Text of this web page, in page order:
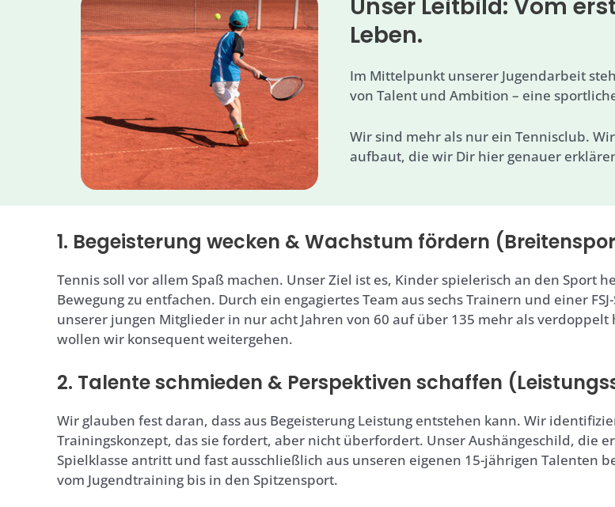
Unser Leitbild: Vom
Leben.
Im Mittelpunkt unserer Jugendarbeit
von Talent und Ambition – eine
Wir sind mehr als nur ein Tennisclub.
aufbaut, die wir Dir hier genauer
1. Begeisterung wecken & Wachstum fördern
Tennis soll vor allem Spaß machen. Unser Ziel ist es, Kinder spielerisch an den
Bewegung zu entfachen. Durch ein engagiertes Team aus sechs Trainern und einer
unserer jungen Mitglieder in nur acht Jahren von 60 auf über 135 mehr als
wollen wir konsequent weitergehen.
2. Talente schmieden & Perspektiven schaffen
Wir glauben fest daran, dass aus Begeisterung Leistung entstehen kann. Wir
Trainingskonzept, das sie fordert, aber nicht überfordert. Unser Aushängeschild, die
Spielklasse antritt und fast ausschließlich aus unseren eigenen 15-jährigen Talenten
vom Jugendtraining bis in den Spitzensport.